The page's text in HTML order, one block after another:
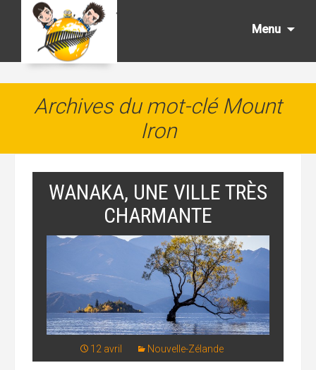
Menu
Archives du mot-clé Mount
Iron
WANAKA, UNE VILLE TRÈS
CHARMANTE
12 avril Nouvelle-Zélande